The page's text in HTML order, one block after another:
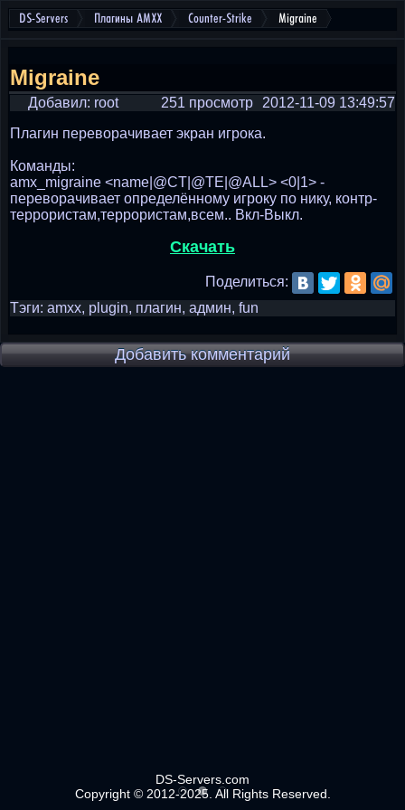
DS-Servers Плагины AMXX Counter-Strike Migraine
Migraine
Добавил: root 2012-11-09 13:49:57
251 просмотр
Плагин переворачивает экран игрока.
Команды:
amx_migraine <name|@CT|@TE|@ALL> <0|1> -
переворачивает определённому игроку по нику, контр-
террористам,террористам,всем.. Вкл-Выкл.
Скачать
Поделиться:
Тэги: amxx, plugin, плагин, админ, fun
Добавить комментарий
DS-Servers.com
Copyright © 2012-2025. All Rights Reserved.